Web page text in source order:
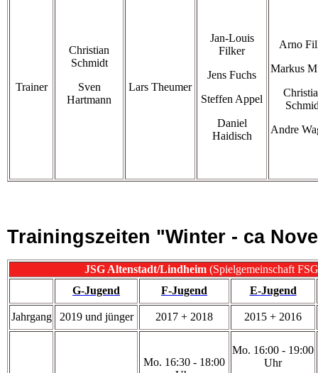
Trainer
Christian
Schmidt
Sven
Hartmann
Lars Theumer
Jan-Louis
Filker
Jens Fuchs
Steffen Appel
Daniel
Haidisch
Arno
Markus
Andre
Trainingszeiten "Winter - ca
JSG Altenstadt/Lindheim(Spielgemeinschaft
G-Jugend
F-Jugend E-Jugend
Jahrgang 2019 und jünger 2017 + 2018 2015 + 2016
Mo. 16:30 - 18:00
Mo. 16:00 - 19:00
Uhr